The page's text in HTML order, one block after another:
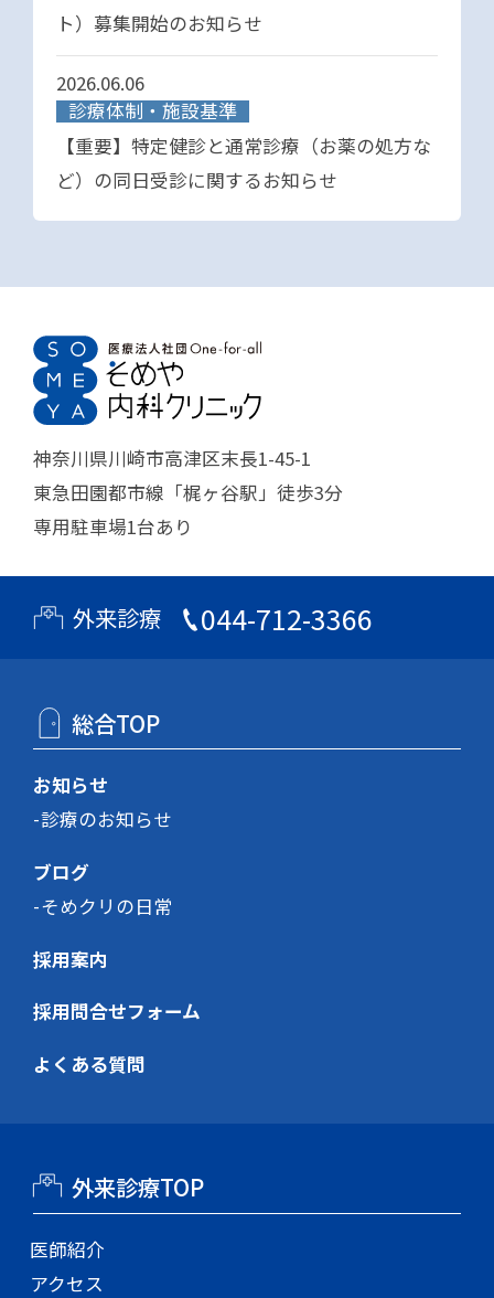
ト）募集開始のお知らせ
2026.06.06
診療体制・施設基準
【重要】特定健診と通常診療（お薬の処方な
ど）の同日受診に関するお知らせ
神奈川県川崎市高津区末長1-45-1
東急田園都市線「梶ヶ谷駅」徒歩3分
専用駐車場1台あり
外来診療 044-712-3366
総合TOP
お知らせ
診療のお知らせ
ブログ
そめクリの日常
採用案内
採用問合せフォーム
よくある質問
外来診療TOP
医師紹介
アクセス